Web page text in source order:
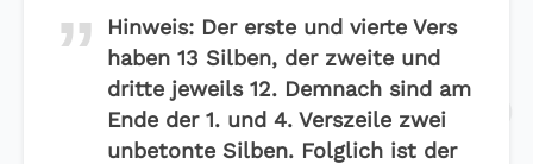
Hinweis: Der erste und vierte Vers
haben 13 Silben, der zweite und
dritte jeweils 12. Demnach sind am
Ende der 1. und 4. Verszeile zwei
unbetonte Silben. Folglich ist der